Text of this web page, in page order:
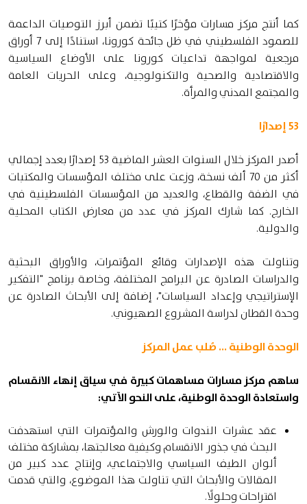
كما أنتج مركز مسارات مؤخرًا كتيبًا تضمن أبرز التوصيات الداعمة
للصمود الفلسطيني في ظل جائحة كورونا، استنادًا إلى 7 أوراق
مرجعية لمواجهة تداعيات كورونا على الأوضاع السياسية
والاقتصادية والصحية والتكنولوجية، وعلى الحريات العامة
والمجتمع المدني والمرأة.
53 إصدارًا
أصدر المركز خلال السنوات العشر الماضية 53 إصدارًا بعدد إجمالي
أكثر من 70 ألف نسخة، وزعت على مختلف المؤسسات والمكتبات
في الضفة والقطاع، والعديد من المؤسسات الفلسطينية في
الخارج. كما شارك المركز في عدد من معارض الكتاب المحلية
والدولية.
وتناولت هذه الإصدارات وقائع المؤتمرات، والأوراق البحثية
والدراسات الصادرة عن البرامج المختلفة، وخاصة برنامج "التفكير
الإستراتيجي وإعداد السياسات"، إضافة إلى الأبحاث الصادرة عن
وحدة القطان لدراسة المشروع الصهيوني.
الوحدة الوطنية ... صُلب عمل المركز
ساهم مركز مسارات مساهمات كبيرة في سياق إنهاء الانقسام
واستعادة الوحدة الوطنية، على النحو الآتي:
عقد عشرات الندوات والورش والمؤتمرات التي استهدفت
البحث في جذور الانقسام وكيفية معالجتها، بمشاركة مختلف
ألوان الطيف السياسي والاجتماعي، وإنتاج عدد كبير من
المقالات والأبحاث التي تناولت هذا الموضوع، والتي قدمت
اقتراحات وحلولًا.